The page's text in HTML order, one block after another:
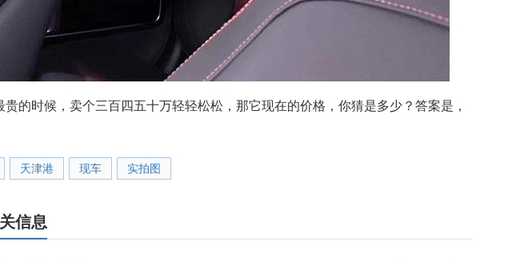
的时候，卖个三百四五十万轻轻松松，那它现在的价格，你猜是多少？答案是，
天津港 现车 实拍图
信息